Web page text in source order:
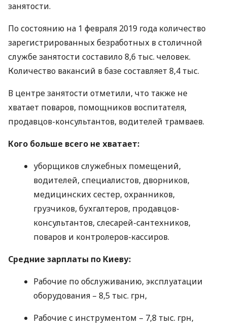
занятости.
По состоянию на 1 февраля 2019 года количество
зарегистрированных безработных в столичной
службе занятости составило 8,6 тыс. человек.
Количество вакансий в базе составляет 8,4 тыс.
В центре занятости отметили, что также не
хватает поваров, помощников воспитателя,
продавцов-консультантов, водителей трамваев.
Кого больше всего не хватает:
уборщиков служебных помещений,
водителей, специалистов, дворников,
медицинских сестер, охранников,
грузчиков, бухгалтеров, продавцов-
консультантов, слесарей-сантехников,
поваров и контролеров-кассиров.
Средние зарплаты по Киеву:
Рабочие по обслуживанию, эксплуатации
оборудования – 8,5 тыс. грн,
Рабочие с инструментом – 7,8 тыс. грн,